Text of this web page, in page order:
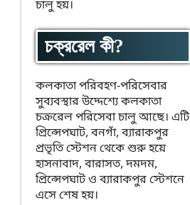
চালু হয়।
চক্ররেল কী?
কলকাতা পরিবহণ-পরিসেবার
সুব্যবস্থার উদ্দেশ্যে কলকাতা
চক্ররেল পরিসেবা চালু আছে। এটি
প্রিন্সেপঘাট, বনগাঁ, ব্যারাকপুর
প্রভৃতি স্টেশন থেকে শুরু হয়ে
হাসনাবাদ, বারাসত, দমদম,
প্রিন্সেপঘাট ও ব্যারাকপুর স্টেশনে
এসে শেষ হয়।